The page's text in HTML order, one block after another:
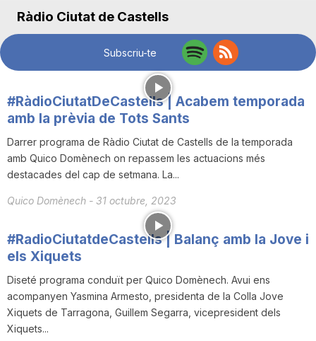
o
C
t
Ràdio Ciutat de Castells
Subscriu-te
#RàdioCiutatDeCastells | Acabem temporada
amb la prèvia de Tots Sants
Darrer programa de Ràdio Ciutat de Castells de la temporada
amb Quico Domènech on repassem les actuacions més
destacades del cap de setmana. La...
Quico Domènech - 31 octubre, 2023
#RadioCiutatdeCastells | Balanç amb la Jove i
els Xiquets
Diseté programa conduït per Quico Domènech. Avui ens
acompanyen Yasmina Armesto, presidenta de la Colla Jove
Xiquets de Tarragona, Guillem Segarra, vicepresident dels
Xiquets...